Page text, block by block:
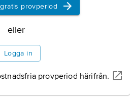
provperiod
eller
Logga in
provperiod härifrån.